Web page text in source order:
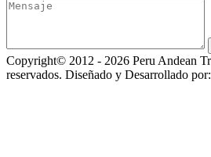
Copyright© 2012 - 2026 Peru Andean
reservados. Diseñado y Desarrollado por: